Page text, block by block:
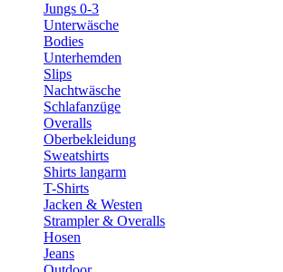
Jungs 0-3
Unterwäsche
Bodies
Unterhemden
Slips
Nachtwäsche
Schlafanzüge
Overalls
Oberbekleidung
Sweatshirts
Shirts langarm
T-Shirts
Jacken & Westen
Strampler & Overalls
Hosen
Jeans